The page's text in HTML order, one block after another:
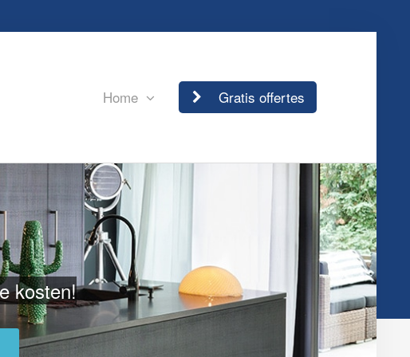
Home Gratis offertes
kosten!